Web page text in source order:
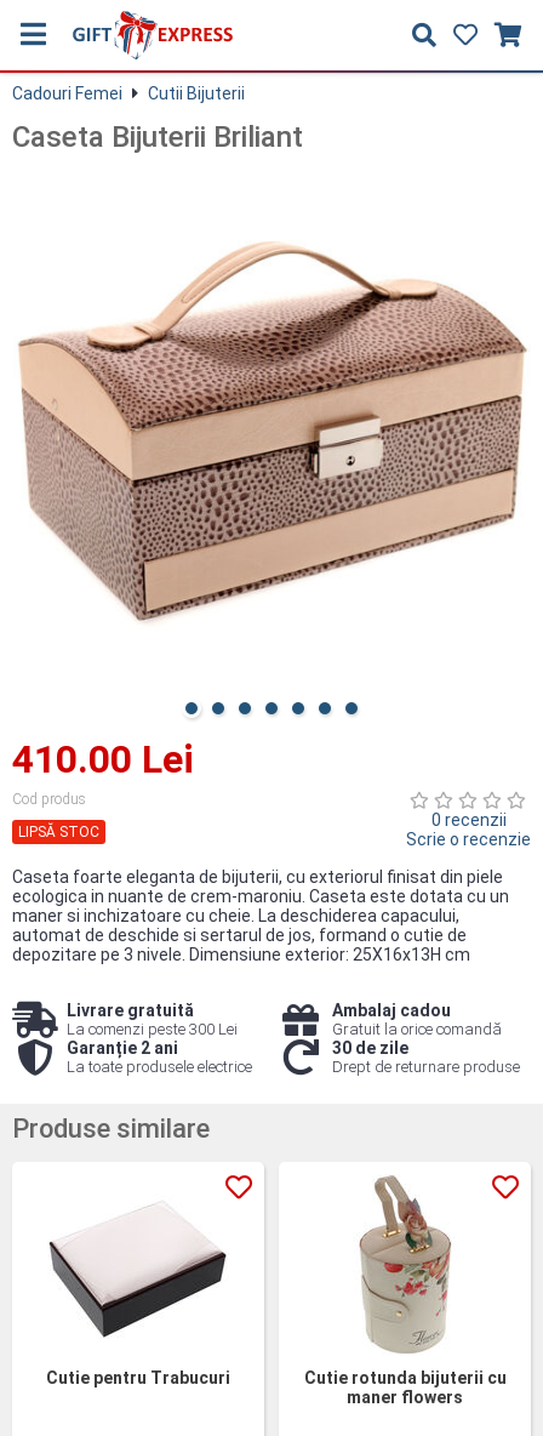
Cadouri Femei Cutii Bijuterii
Caseta Bijuterii Briliant
410.00 Lei
Cod produs
LIPSĂ STOC
0 recenzii
Scrie o recenzie
Caseta foarte eleganta de bijuterii, cu exteriorul finisat din piele
ecologica in nuante de crem-maroniu. Caseta este dotata cu un
maner si inchizatoare cu cheie. La deschiderea capacului,
automat de deschide si sertarul de jos, formand o cutie de
depozitare pe 3 nivele. Dimensiune exterior: 25X16x13H cm
Livrare gratuită
La comenzi peste 300 Lei
Ambalaj cadou
Gratuit la orice comandă
Garanție 2 ani
La toate produsele electrice
30 de zile
Drept de returnare produse
Produse similare
Cutie pentru Trabucuri
Cutie rotunda bijuterii cu
maner flowers